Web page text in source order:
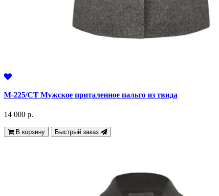
М-225/СТ Мужское приталенное пальто из твида
14 000 р.
В корзину Быстрый заказ